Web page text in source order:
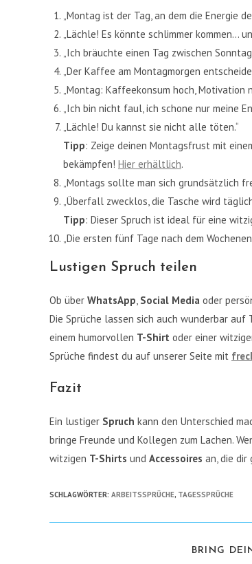
„Montag ist der Tag, an dem die Energie
„Lächle! Es könnte schlimmer kommen…
„Ich bräuchte einen Tag zwischen
„Der Kaffee am Montagmorgen
„Montag: Kaffeekonsum hoch, Motivation
„Ich bin nicht faul, ich schone nur meine
„Lächle! Du kannst sie nicht alle töten.“
Tipp: Zeige deinen Montagsfrust mit
bekämpfen! Hier erhältlich.
„Montags sollte man sich grundsätzlich
„Überfall zwecklos, die Tasche wird
Tipp: Dieser Spruch ist ideal für eine
„Die ersten fünf Tage nach dem
Lustigen Spruch teilen
Ob über WhatsApp Social Media oder
Die Sprüche lassen sich auch wunderbar auf
einem humorvollen T-Shirt oder einer
Sprüche findest du auf unserer Seite mit
Fazit
Ein lustiger Spruch kann den Unterschied
bringe Freunde und Kollegen zum Lachen.
witzigen T-Shirts und Accessoires an, die dir
SCHLAGWÖRTER: ARBEITSSPRÜCHE, TAGESSPRÜCHE
BRING